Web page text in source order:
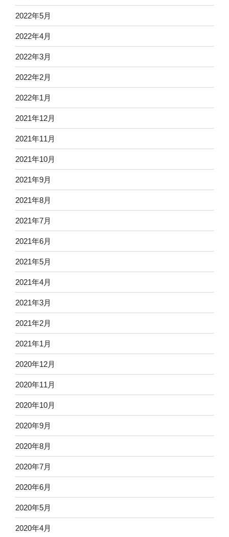
2022年5月
2022年4月
2022年3月
2022年2月
2022年1月
2021年12月
2021年11月
2021年10月
2021年9月
2021年8月
2021年7月
2021年6月
2021年5月
2021年4月
2021年3月
2021年2月
2021年1月
2020年12月
2020年11月
2020年10月
2020年9月
2020年8月
2020年7月
2020年6月
2020年5月
2020年4月